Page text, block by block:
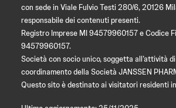
con sede in Viale Fulvio Testi 280/6, 20126
responsabile dei contenuti presenti.
Registro Imprese MI 94579960157 e Codice
94579960157.
Società con socio unico, soggetta all’attività
coordinamento della Società JANSSEN
Questo sito è destinato ai visitatori residenti